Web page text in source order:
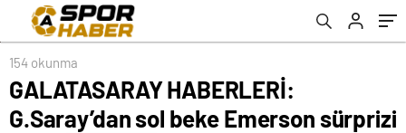
154 okunma
GALATASARAY HABERLERİ:
G.Saray’dan sol beke Emerson sürprizi